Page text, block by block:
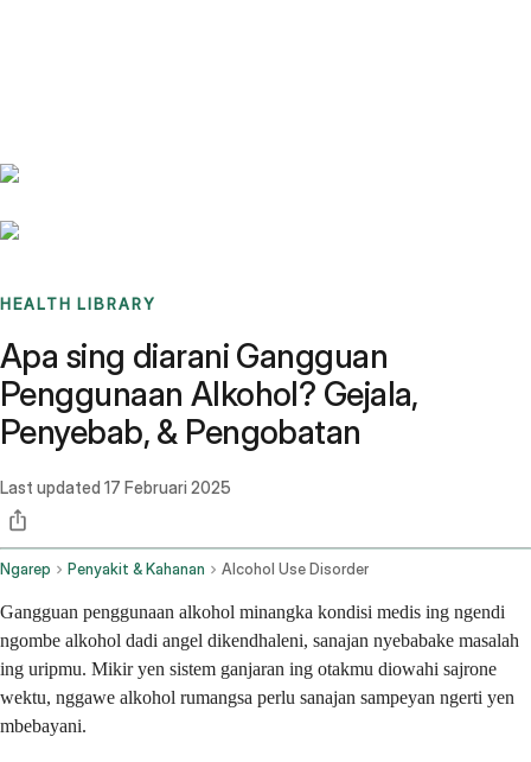
HEALTH LIBRARY
Apa sing diarani Gangguan
Penggunaan Alkohol? Gejala,
Penyebab, & Pengobatan
Last updated 17 Februari 2025
Ngarep Penyakit & Kahanan Alcohol Use Disorder
Gangguan penggunaan alkohol minangka kondisi medis ing ngendi
ngombe alkohol dadi angel dikendhaleni, sanajan nyebabake masalah
ing uripmu. Mikir yen sistem ganjaran ing otakmu diowahi sajrone
wektu, nggawe alkohol rumangsa perlu sanajan sampeyan ngerti yen
mbebayani.